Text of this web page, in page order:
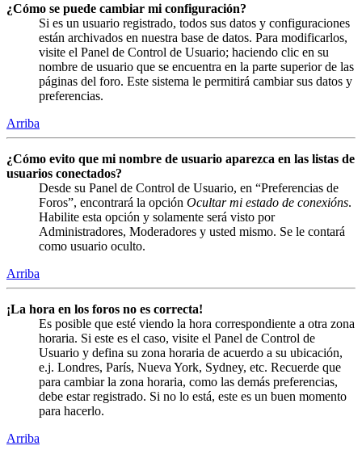
¿Cómo se puede cambiar mi configuración?
Si es un usuario registrado, todos sus datos y configuraciones
están archivados en nuestra base de datos. Para modificarlos,
visite el Panel de Control de Usuario; haciendo clic en su
nombre de usuario que se encuentra en la parte superior de las
páginas del foro. Este sistema le permitirá cambiar sus datos y
preferencias.
Arriba
¿Cómo evito que mi nombre de usuario aparezca en las listas de
usuarios conectados?
Desde su Panel de Control de Usuario, en “Preferencias de
Foros”, encontrará la opción Ocultar mi estado de conexións.
Habilite esta opción y solamente será visto por
Administradores, Moderadores y usted mismo. Se le contará
como usuario oculto.
Arriba
¡La hora en los foros no es correcta!
Es posible que esté viendo la hora correspondiente a otra zona
horaria. Si este es el caso, visite el Panel de Control de
Usuario y defina su zona horaria de acuerdo a su ubicación,
e.j. Londres, París, Nueva York, Sydney, etc. Recuerde que
para cambiar la zona horaria, como las demás preferencias,
debe estar registrado. Si no lo está, este es un buen momento
para hacerlo.
Arriba